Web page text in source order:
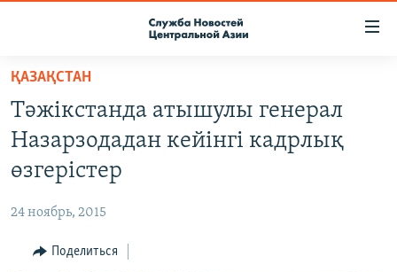
Вернуться
основному
содержанию
Вернутся
главной
навигации
Вернутся
КОНТАКТЫ
НАСТОЯЩЕЕ ВРЕМЯ
МИГРАНТ МЕДИА
ҚАЗАҚСТАН
Тәжікстанда атышулы генерал
Назарзодадан кейінгі кадрлық
өзгерістер
24 ноябрь, 2015
Поделиться